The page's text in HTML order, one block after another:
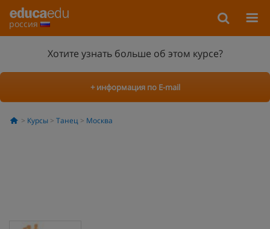
россия
Хотите узнать больше об этом курсе?
+ информация по E-mail
Курсы Танец Москва